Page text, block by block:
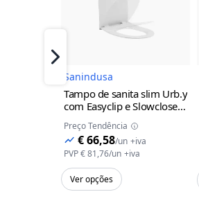
Sanindusa
Tampo de sanita slim Urb.y
com Easyclip e Slowclose
Sanindusa
Branco
Preço Tendência
€ 66,58/un +iva
PVP€ 81,76/un +iva
Ver opções
Próximo